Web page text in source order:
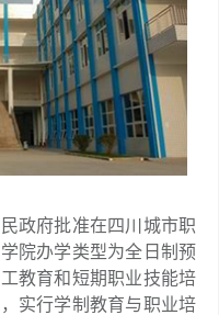
政府批准在四川城市职
院办学类型为全日制预
教育和短期职业技能培
实行学制教育与职业培